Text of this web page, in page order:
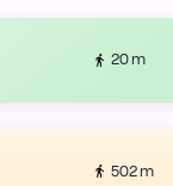
20 m
502 m